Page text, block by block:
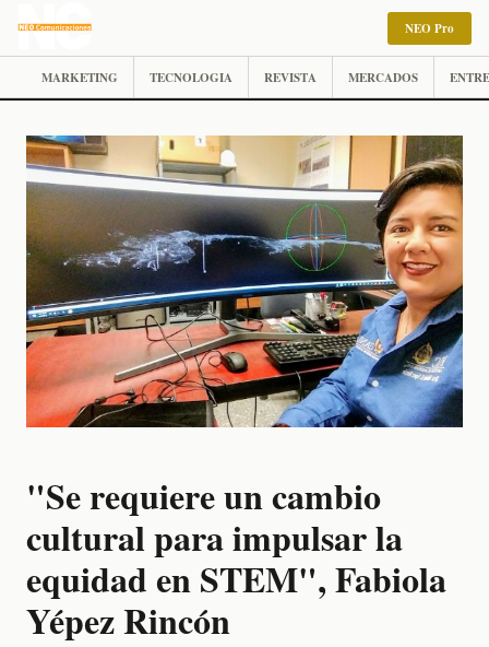
NEO Pro
MARKETING TECNOLOGIA REVISTA MERCADOS
"Se requiere un cambio
cultural para impulsar la
equidad en STEM", Fabiola
Yépez Rincón